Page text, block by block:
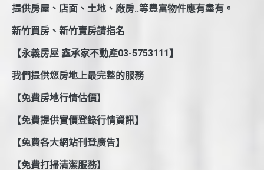
提供房屋、店面、土地、廠房..等豐富物件應有盡有。
新竹買房、新竹賣房請指名
【永義房屋 鑫承家不動產03-5753111】
我們提供您房地上最完整的服務
【免費房地行情估價】
【免費提供實價登錄行情資訊】
【免費各大網站刊登廣告】
【免費打掃清潔服務】